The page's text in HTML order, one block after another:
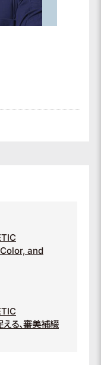
and
る、審美補綴